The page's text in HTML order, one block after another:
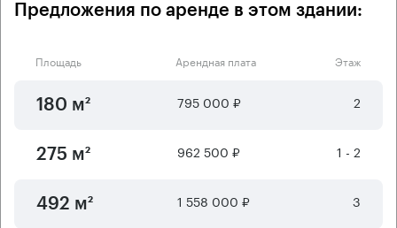
Предложения по аренде в этом здании:
Площадь Арендная плата Этаж
180 м² 795 000 ₽ 2
275 м² 962 500 ₽ 1 - 2
492 м² 1 558 000 ₽ 3